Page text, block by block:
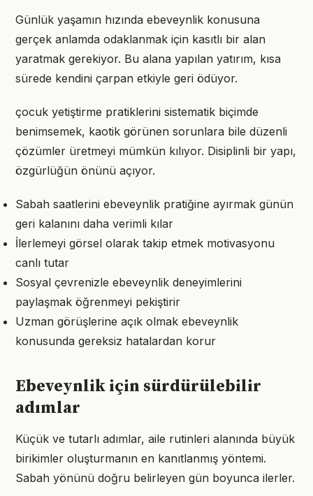
Günlük yaşamın hızında ebeveynlik konusuna
gerçek anlamda odaklanmak için kasıtlı bir alan
yaratmak gerekiyor. Bu alana yapılan yatırım, kısa
sürede kendini çarpan etkiyle geri ödüyor.
çocuk yetiştirme pratiklerini sistematik biçimde
benimsemek, kaotik görünen sorunlara bile düzenli
çözümler üretmeyi mümkün kılıyor. Disiplinli bir yapı,
özgürlüğün önünü açıyor.
Sabah saatlerini ebeveynlik pratiğine ayırmak günün
geri kalanını daha verimli kılar
İlerlemeyi görsel olarak takip etmek motivasyonu
canlı tutar
Sosyal çevrenizle ebeveynlik deneyimlerini
paylaşmak öğrenmeyi pekiştirir
Uzman görüşlerine açık olmak ebeveynlik
konusunda gereksiz hatalardan korur
Ebeveynlik için sürdürülebilir
adımlar
Küçük ve tutarlı adımlar, aile rutinleri alanında büyük
birikimler oluşturmanın en kanıtlanmış yöntemi.
Sabah yönünü doğru belirleyen gün boyunca ilerler.